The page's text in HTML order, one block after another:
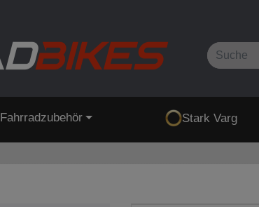
Fahrradzubehör Stark Varg